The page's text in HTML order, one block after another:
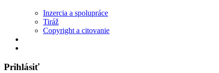
Inzercia a spolupráce
Tiráž
Copyright a citovanie
Prihlásiť